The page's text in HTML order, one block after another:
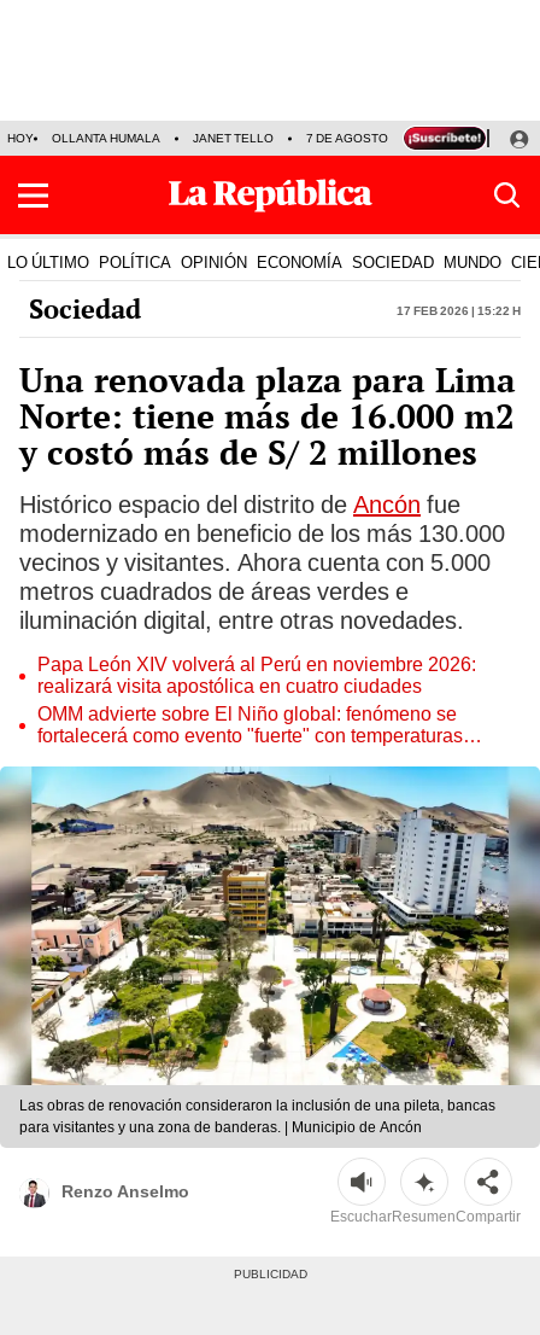
HOY OLLANTA HUMALA JANET TELLO 7 DE AGOSTO TINKA RESULTADOS
LO ÚLTIMO POLÍTICA OPINIÓN ECONOMÍA SOCIEDAD MUNDO
Sociedad 17 Feb 2026 | 15:22 h
Una renovada plaza para Lima
Norte: tiene más de 16.000 m2
y costó más de S/ 2 millones
Histórico espacio del distrito de Ancón fue
modernizado en beneficio de los más 130.000
vecinos y visitantes. Ahora cuenta con 5.000
metros cuadrados de áreas verdes e
iluminación digital, entre otras novedades.
Papa León XIV volverá al Perú en noviembre 2026:
realizará visita apostólica en cuatro ciudades
OMM advierte sobre El Niño global: fenómeno se
fortalecerá como evento "fuerte" con temperaturas
Las obras de renovación consideraron la inclusión de una pileta, bancas
para visitantes y una zona de banderas. | Municipio de Ancón
Renzo Anselmo
EscucharResumenCompartir